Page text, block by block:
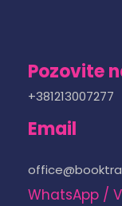
Pozovite
+381213007277
Email
WhatsApp /